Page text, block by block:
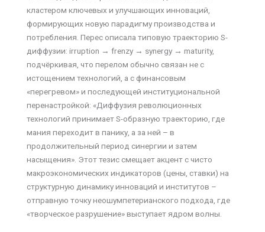
кластером ключевых и улучшающих инноваций,
формирующих новую парадигму производства и
потребления. Перес описала типовую траекторию S-
диффузии: irruption → frenzy → synergy → maturity,
подчёркивая, что перелом обычно связан не с
истощением технологий, а с финансовым
«перегревом» и последующей институциональной
перенастройкой: «Диффузия революционных
технологий принимает S-образную траекторию, где
мания переходит в панику, а за ней – в
продолжительный период синергии и затем
насыщения». Этот тезис смещает акцент с чисто
макроэкономических индикаторов (цены, ставки) на
структурную динамику инноваций и институтов –
отправную точку неошумпетерианского подхода, где
«творческое разрушение» выступает ядром волны.